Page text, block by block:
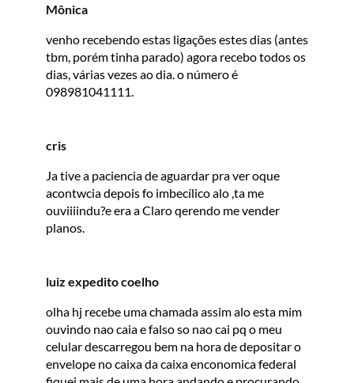
Mônica
venho recebendo estas ligações estes dias (antes
tbm, porém tinha parado) agora recebo todos os
dias, várias vezes ao dia. o número é
098981041111.
cris
Ja tive a paciencia de aguardar pra ver oque
acontwcia depois fo imbecílico alo ,ta me
ouviiiindu?e era a Claro qerendo me vender
planos.
luiz expedito coelho
olha hj recebe uma chamada assim alo esta mim
ouvindo nao caia e falso so nao cai pq o meu
celular descarregou bem na hora de depositar o
envelope no caixa da caixa enconomica federal